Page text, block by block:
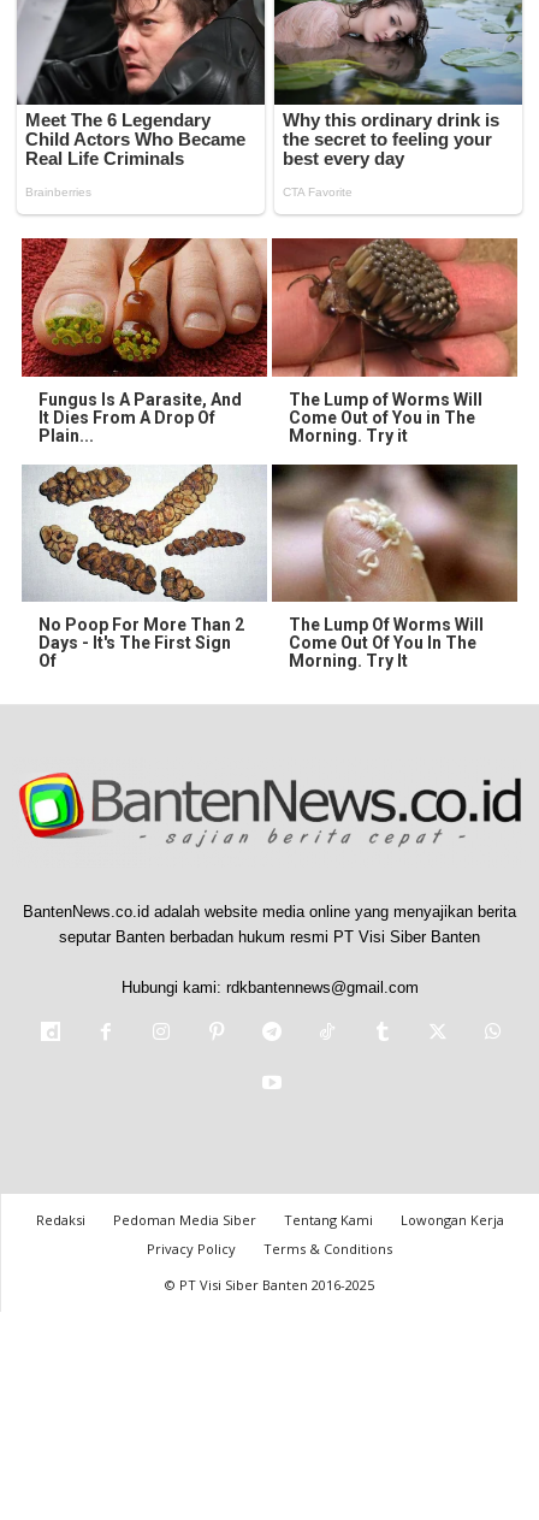
Fungus Is A Parasite, And
It Dies From A Drop Of
Plain...
The Lump of Worms Will
Come Out of You in The
Morning. Try it
No Poop For More Than 2
Days - It's The First Sign
Of
The Lump Of Worms Will
Come Out Of You In The
Morning. Try It
BantenNews.co.id adalah website media online yang menyajikan berita
seputar Banten berbadan hukum resmi PT Visi Siber Banten
Hubungi kami: rdkbantennews@gmail.com
Redaksi Pedoman Media Siber Tentang Kami
Lowongan Kerja
Privacy Policy
Terms & Conditions
© PT Visi Siber Banten 2016-2025